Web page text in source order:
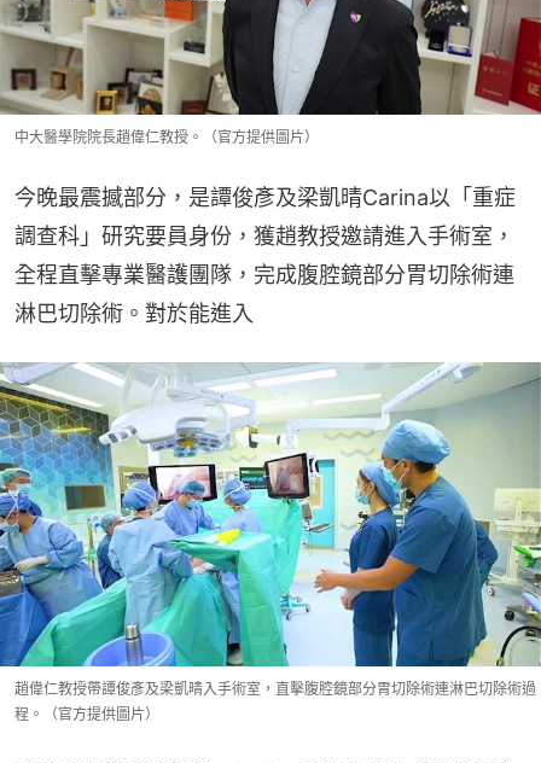
中大醫學院院長趙偉仁教授。（官方提供圖片）
今晚最震撼部分，是譚俊彥及梁凱晴Carina以「重症
調查科」研究要員身份，獲趙教授邀請進入手術室，
全程直擊專業醫護團隊，完成腹腔鏡部分胃切除術連
淋巴切除術。對於能進入
趙偉仁教授帶譚俊彥及梁凱晴入手術室，直擊腹腔鏡部分胃切除術連淋巴切除術過
程。（官方提供圖片）